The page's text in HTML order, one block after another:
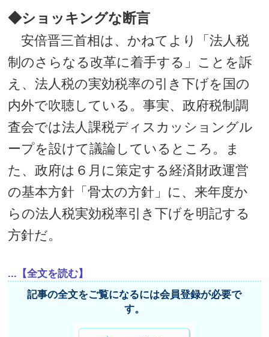
◆ショッキングな断言
安倍晋三首相は、かねてより「法人税
制のさらなる改革に着手する」ことを訴
え、法人税の実効税率の引き下げを国の
内外で吹聴している。事実、政府税制調
査会では法人課税ディスカッショングル
ープを設けて議論しているところ。ま
た、政府は６月に策定する経済財政運営
の基本方針「骨太の方針」に、来年度か
らの法人税実効税率引き下げを明記する
方針だ。
...【全文を読む】
記事の全文をご覧になるには会員登録が必要で
す。